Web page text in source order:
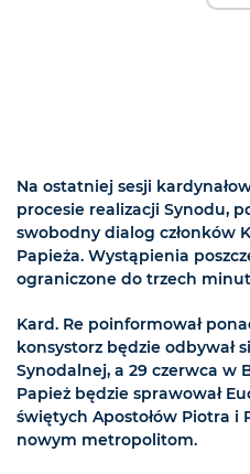
Na ostatniej sesji
procesie realizacji Synodu,
swobodny dialog członków
Papieża. Wystąpienia
ograniczone do trzech
Kard. Re poinformował
konsystorz będzie odbywał
Synodalnej, a 29 czerwca w
Papież będzie sprawował
świętych Apostołów Piotra i
nowym metropolitom.